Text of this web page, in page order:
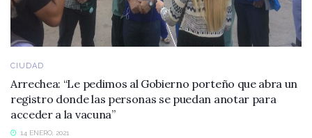
CIUDAD
Arrechea: “Le pedimos al Gobierno porteño que abra un
registro donde las personas se puedan anotar para
acceder a la vacuna”
14 ENERO, 2021